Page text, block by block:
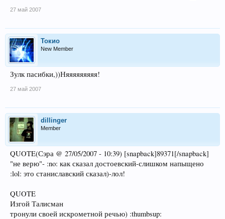
27 май 2007
Токио
New Member
Зулк пасибки,))Няяяяяяяяя!
27 май 2007
dillinger
Member
QUOTE(Сэра @ 27/05/2007 - 10:39) [snapback]89371[/snapback]
"не верю"- :no: как сказал достоевский-слишком напыщено
:lol: это станиславский сказал)-лол!
QUOTE
Изгой Талисман
тронули своей искрометной речью) :thumbsup: